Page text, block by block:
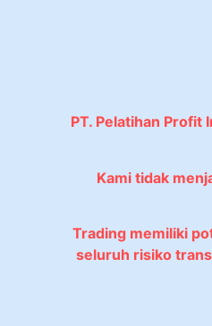
PT. Pelatihan Profit
Kami tidak
Trading memiliki
seluruh risiko